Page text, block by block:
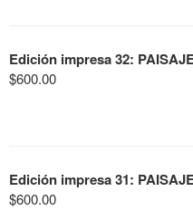
Edición impresa 32:
$600.00
Edición impresa 31:
$600.00